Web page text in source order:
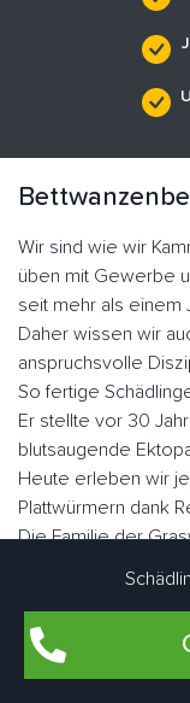
Wir sind wie wir
üben mit Gewerbe
seit mehr als einem
Daher wissen wir
anspruchsvolle
So fertige
Er stellte vor 30
blutsaugende
Heute erleben wir
Plattwürmern dank
Die Familie der
Er hat seine Flügel
geführt hat, dass er
versteckt hat, sein
Nicht lectularius,